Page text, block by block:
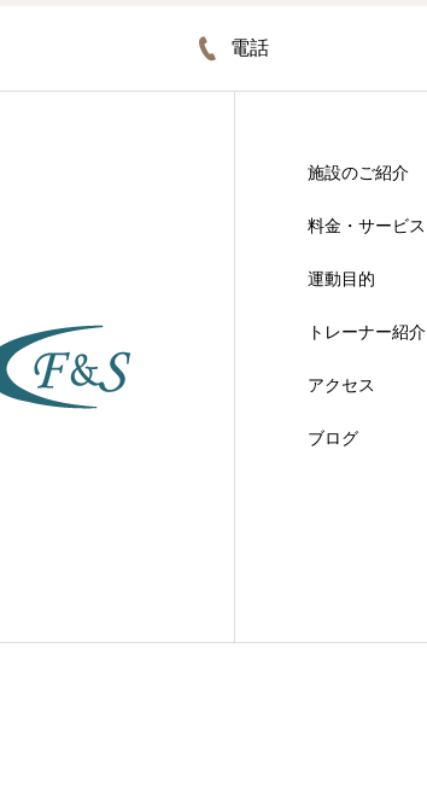
電話
施設のご紹介
料金・サービス
運動目的
トレーナー紹介
アクセス
ブログ